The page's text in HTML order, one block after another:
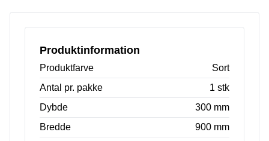
Produktinformation
Produktfarve
Sort
Antal pr. pakke
1 stk
Dybde
300 mm
Bredde
900 mm